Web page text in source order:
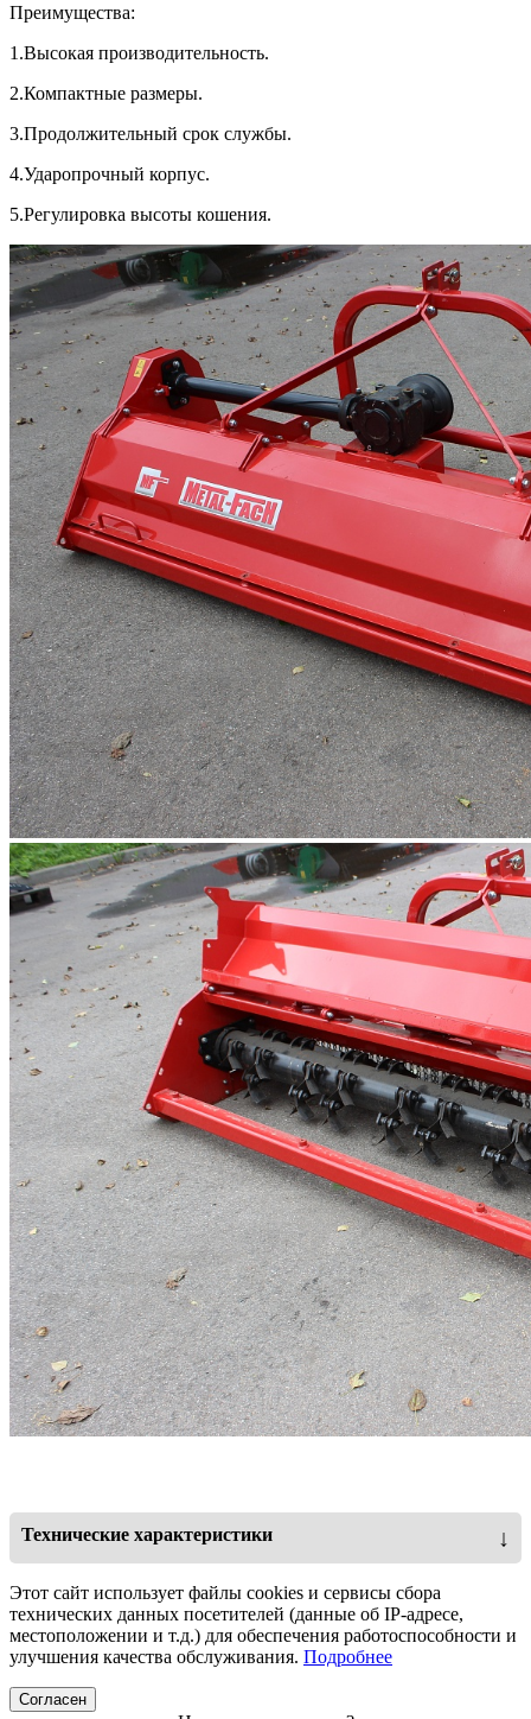
Преимущества:
1.Высокая производительность.
2.Компактные размеры.
3.Продолжительный срок службы.
4.Ударопрочный корпус.
5.Регулировка высоты кошения.
Технические характеристики ↓
Масса (кг)
Мин. мощность трактора
40 л.с.
Количество молотков (шт)
Этот сайт использует файлы cookies и сервисы сбора
технических данных посетителей (данные об IP-адресе,
местоположении и т.д.) для обеспечения работоспособности и
улучшения качества обслуживания. Подробнее
Согласен